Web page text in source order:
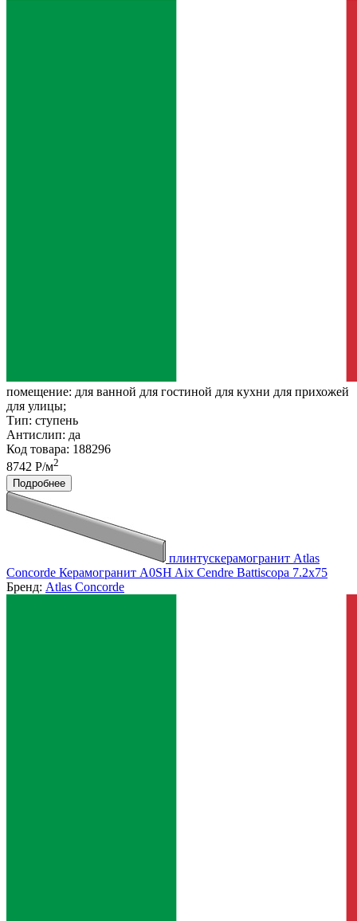
помещение: для ванной для гостиной для кухни для прихожей
для улицы;
Тип: ступень
Антислип: да
Код товара: 188296
8742 Р/м2
Подробнее
плинтускерамогранит Atlas
Concorde Керамогранит A0SH Aix Cendre Battiscopa 7.2x75
Бренд: Atlas Concorde